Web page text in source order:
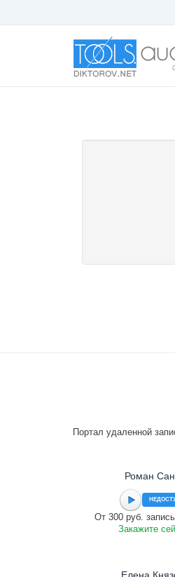
Портал удаленной
Роман
От 300 руб.
Закажите